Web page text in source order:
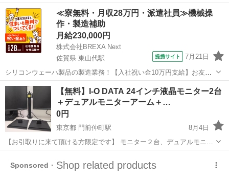
愛知 名古屋市 高畑駅 周辺機器
≪寮無料・月収28万円・派遣社員≫機械操
作・製造補助
月給230,000円
株式会社BREXA Next
佐賀県 東山代駅
提携サイト 7月21日
シリコンウェーハ製品の製造業務！【入社祝い金10万円支給】お友達
やカップルとの応募OK◎年間休日129日＆休出なしでプライベート充
実♪業務はクリーンルームで快適作業◎自社正社員登用制度あり★1食
300円～の格安食堂あり！《佐...
佐賀 伊万里市 東山代駅
【無料】I-O DATA 24インチ液晶モニター2台
＋デュアルモニターアーム＋…
0円
東京都 門前仲町駅
8月4日
【お引取りに来て頂ける方限定です】 モニター２台、デュアルモニタ
ーアーム付、スタンド有りなので単体でも使用可能。 【内容】 I-O
DATA DIOS-LDH241DB ×1台 I-O DATA DIOS-LDH241DB...